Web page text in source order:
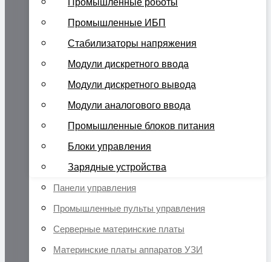
Промышленные роботы
Промышленные ИБП
Стабилизаторы напряжения
Модули дискретного ввода
Модули дискретного вывода
Модули аналогового ввода
Промышленные блоков питания
Блоки управления
Зарядные устройства
Панели управления
Промышленные пульты управления
Серверные материнские платы
Материнские платы аппаратов УЗИ